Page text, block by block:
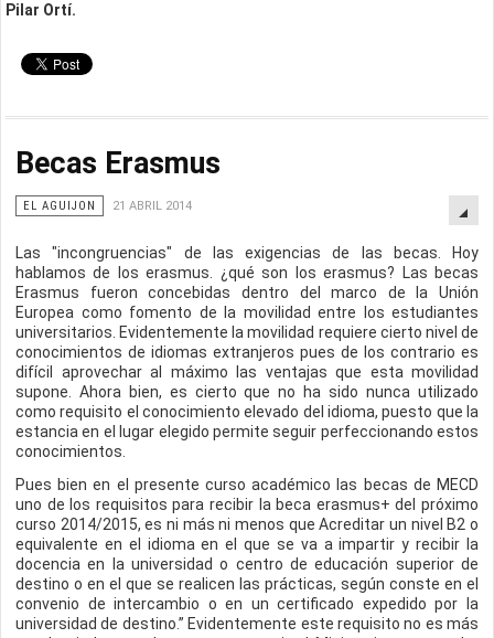
Pilar Ortí.
Becas Erasmus
EL AGUIJON 21 ABRIL 2014
Las "incongruencias" de las exigencias de las becas. Hoy
hablamos de los erasmus. ¿qué son los erasmus? Las becas
Erasmus fueron concebidas dentro del marco de la Unión
Europea como fomento de la movilidad entre los estudiantes
universitarios. Evidentemente la movilidad requiere cierto nivel de
conocimientos de idiomas extranjeros pues de los contrario es
difícil aprovechar al máximo las ventajas que esta movilidad
supone. Ahora bien, es cierto que no ha sido nunca utilizado
como requisito el conocimiento elevado del idioma, puesto que la
estancia en el lugar elegido permite seguir perfeccionando estos
conocimientos.
Pues bien en el presente curso académico las becas de MECD
uno de los requisitos para recibir la beca erasmus+ del próximo
curso 2014/2015, es ni más ni menos que Acreditar un nivel B2 o
equivalente en el idioma en el que se va a impartir y recibir la
docencia en la universidad o centro de educación superior de
destino o en el que se realicen las prácticas, según conste en el
convenio de intercambio o en un certificado expedido por la
universidad de destino.” Evidentemente este requisito no es más